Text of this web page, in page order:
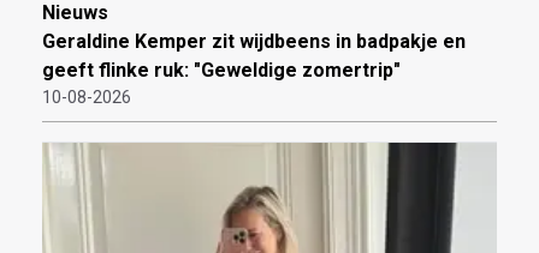
Nieuws
Geraldine Kemper zit wijdbeens in badpakje en
geeft flinke ruk: "Geweldige zomertrip"
10-08-2026